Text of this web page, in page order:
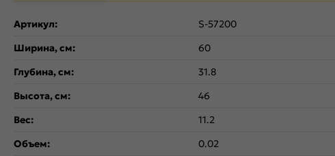
Артикул:
S-57200
Ширина, см:
60
Глубина, см:
31.8
Высота, см:
46
Вес:
11.2
Объем:
0.02